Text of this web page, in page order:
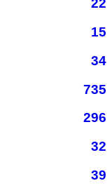
22
15
34
735
296
32
39